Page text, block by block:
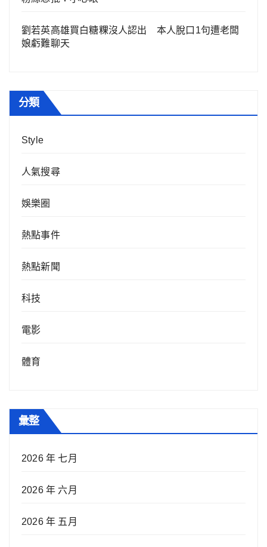
劉若英高雄買白糖粿沒人認出 本人脫口1句遭老闆
娘虧難聊天
分類
Style
人氣搜尋
娛樂圈
熱點事件
熱點新聞
科技
電影
體育
彙整
2026 年 七月
2026 年 六月
2026 年 五月